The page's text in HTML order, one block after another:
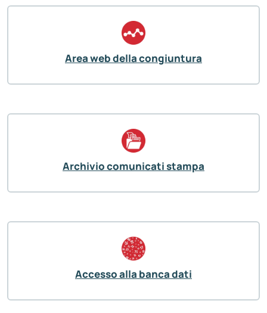
Area web della congiuntura
Archivio comunicati stampa
Accesso alla banca dati